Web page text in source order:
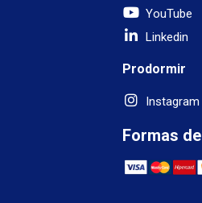
YouTube
Linkedin
Prodormir
Instagram
Formas